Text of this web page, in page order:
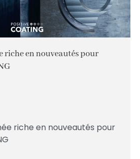
riche en nouveautés pour
riche en nouveautés pour